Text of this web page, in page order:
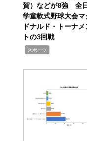
賀）などが8強 全
学童軟式野球大会マ
ドナルド・トーナメ
トの3回戦
スポーツ